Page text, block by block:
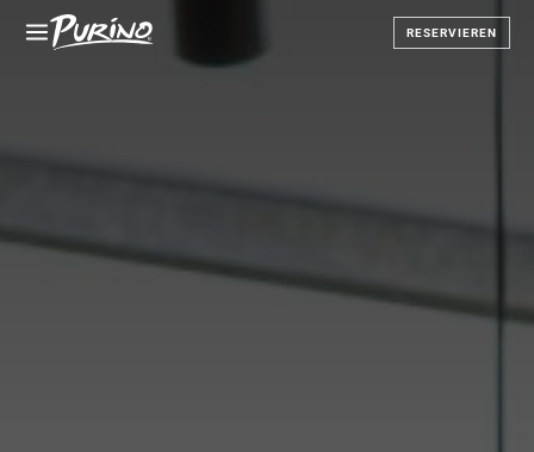
RESERVIEREN